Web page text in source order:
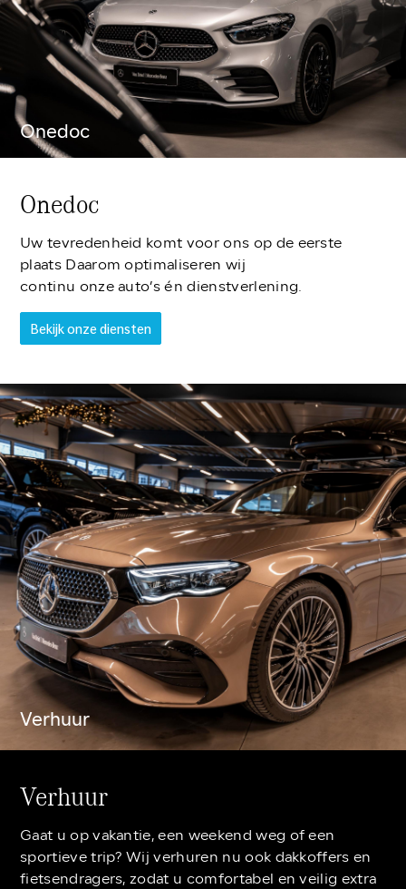
Onedoc
Onedoc
Uw tevredenheid komt voor ons op de eerste
plaats Daarom optimaliseren wij
continu onze auto’s én dienstverlening.
Bekijk onze diensten
Verhuur
Verhuur
Gaat u op vakantie, een weekend weg of een
sportieve trip? Wij verhuren nu ook dakkoffers en
fietsendragers, zodat u comfortabel en veilig extra